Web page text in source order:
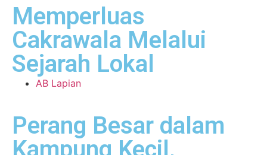
Memperluas
Cakrawala Melalui
Sejarah Lokal
AB Lapian
Perang Besar dalam
Kampung Kecil,